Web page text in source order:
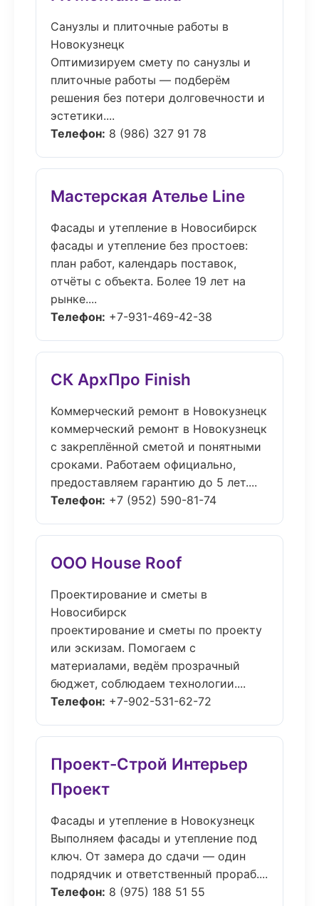
Санузлы и плиточные работы в
Новокузнецк
Оптимизируем смету по санузлы и
плиточные работы — подберём
решения без потери долговечности и
эстетики....
Телефон: 8 (986) 327 91 78
Мастерская Ателье Line
Фасады и утепление в Новосибирск
фасады и утепление без простоев:
план работ, календарь поставок,
отчёты с объекта. Более 19 лет на
рынке....
Телефон: +7-931-469-42-38
СК АрхПро Finish
Коммерческий ремонт в Новокузнецк
коммерческий ремонт в Новокузнецк
с закреплённой сметой и понятными
сроками. Работаем официально,
предоставляем гарантию до 5 лет....
Телефон: +7 (952) 590-81-74
ООО House Roof
Проектирование и сметы в
Новосибирск
проектирование и сметы по проекту
или эскизам. Помогаем с
материалами, ведём прозрачный
бюджет, соблюдаем технологии....
Телефон: +7-902-531-62-72
Проект-Строй Интерьер
Проект
Фасады и утепление в Новокузнецк
Выполняем фасады и утепление под
ключ. От замера до сдачи — один
подрядчик и ответственный прораб....
Телефон: 8 (975) 188 51 55